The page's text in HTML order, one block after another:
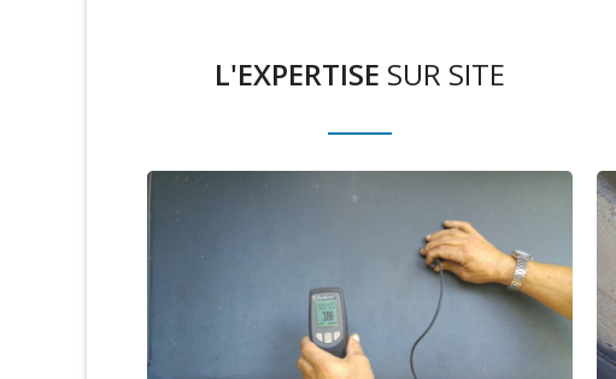
L'EXPERTISE SUR SITE